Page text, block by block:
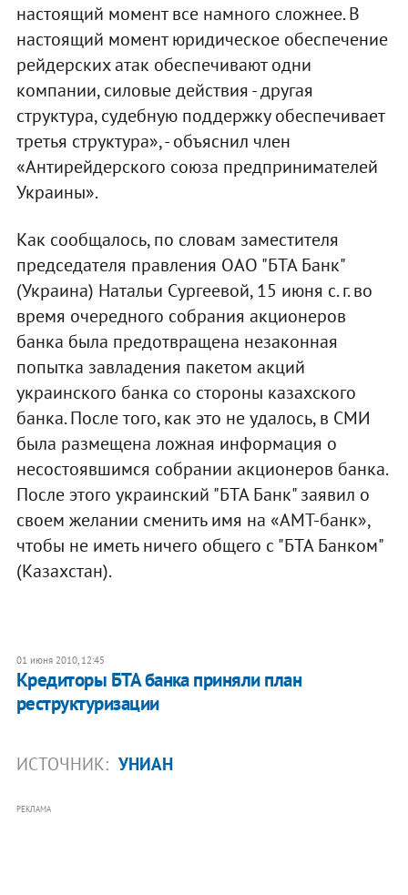
настоящий момент все намного сложнее. В
настоящий момент юридическое обеспечение
рейдерских атак обеспечивают одни
компании, силовые действия - другая
структура, судебную поддержку обеспечивает
третья структура», - объяснил член
«Антирейдерского союза предпринимателей
Украины».
Как сообщалось, по словам заместителя
председателя правления ОАО "БТА Банк"
(Украина) Натальи Сургеевой, 15 июня с. г. во
время очередного собрания акционеров
банка была предотвращена незаконная
попытка завладения пакетом акций
украинского банка со стороны казахского
банка. После того, как это не удалось, в СМИ
была размещена ложная информация о
несостоявшимся собрании акционеров банка.
После этого украинский "БТА Банк" заявил о
своем желании сменить имя на «АМТ-банк»,
чтобы не иметь ничего общего с "БТА Банком"
(Казахстан).
01 июня 2010, 12:45
Кредиторы БТА банка приняли план
реструктуризации
ИСТОЧНИК: УНИАН
РЕКЛАМА